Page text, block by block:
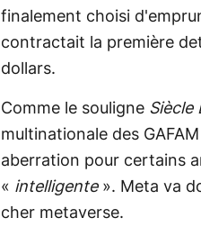
finalement choisi
contractait la première
dollars.
Comme le souligne Siècle
multinationale des
aberration pour certains
« intelligente ». Meta va
cher metaverse.